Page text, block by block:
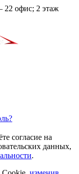
офис; 2 этаж
согласие на
данных,
.